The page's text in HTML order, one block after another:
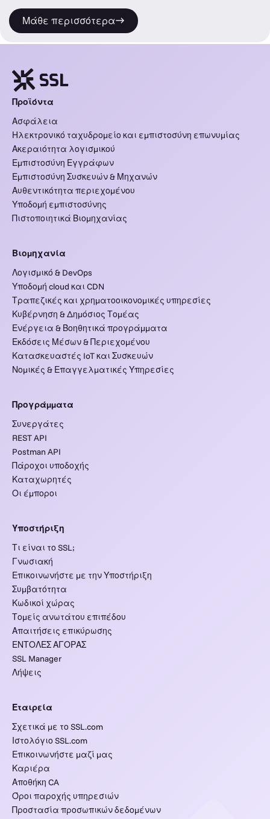
Μάθε περισσότερα
Προϊόντα
Ασφάλεια
Ηλεκτρονικό ταχυδρομείο και εμπιστοσύνη επωνυμίας
Ακεραιότητα λογισμικού
Εμπιστοσύνη Εγγράφων
Εμπιστοσύνη Συσκευών & Μηχανών
Αυθεντικότητα περιεχομένου
Υποδομή εμπιστοσύνης
Πιστοποιητικά Βιομηχανίας
Βιομηχανία
Λογισμικό & DevOps
Υποδομή cloud και CDN
Τραπεζικές και χρηματοοικονομικές υπηρεσίες
Κυβέρνηση & Δημόσιος Τομέας
Ενέργεια & Βοηθητικά προγράμματα
Εκδόσεις Μέσων & Περιεχομένου
Κατασκευαστές IoT και Συσκευών
Νομικές & Επαγγελματικές Υπηρεσίες
Προγράμματα
Συνεργάτες
REST API
Postman API
Πάροχοι υποδοχής
Καταχωρητές
Οι έμποροι
Υποστήριξη
Τι είναι το SSL;
Γνωσιακή
Επικοινωνήστε με την Υποστήριξη
Συμβατότητα
Κωδικοί χώρας
Τομείς ανωτάτου επιπέδου
Απαιτήσεις επικύρωσης
ΕΝΤΟΛΕΣ ΑΓΟΡΑΣ
SSL Manager
Λήψεις
Εταιρεία
Σχετικά με το SSL.com
Ιστολόγιο SSL.com
Επικοινωνήστε μαζί μας
Καριέρα
Αποθήκη CA
Όροι παροχής υπηρεσιών
Προστασία προσωπικών δεδομένων